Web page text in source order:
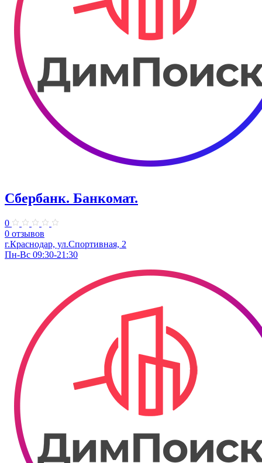
Сбербанк. Банкомат.
0
0 отзывов
г.Краснодар, ул.​Спортивная, 2
Пн-Вс 09:30-21:30